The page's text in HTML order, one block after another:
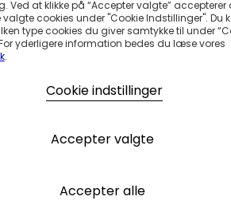
Ved at klikke på “Accepter valgte” accepterer
cookies under "Cookie Indstillinger". Du
type cookies du giver samtykke til under
yderligere information bedes du læse vores
.
Cookie indstillinger
Accepter valgte
Accepter alle